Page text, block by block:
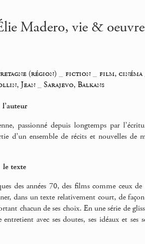
Madero, vie & oeuvre
(région) _ fiction_ film, cinéma
Jean _Sarajevo, Balkans
l’auteur
passionné depuis longtemps par
d’un ensemble de récits et nouvelles de
le texte
des années 70, des films comme ceux
dans un texte relativement court, de
chacun de ses choix. En une série de
avec ses doutes, ses idéaux et ses